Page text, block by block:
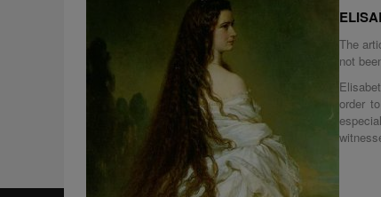
The
not
order